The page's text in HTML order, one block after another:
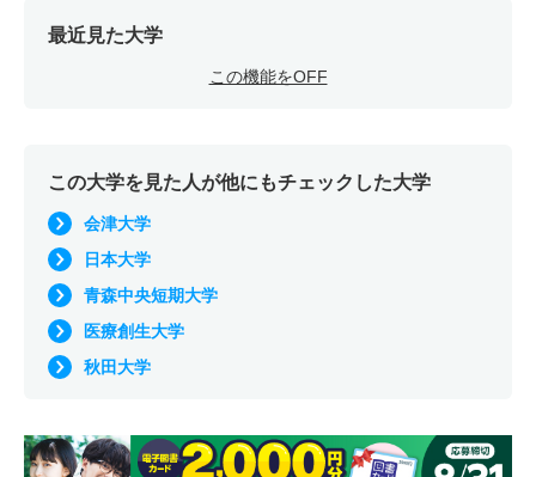
最近見た大学
この機能をOFF
この大学を見た人が他にもチェックした大学
会津大学
日本大学
青森中央短期大学
医療創生大学
秋田大学